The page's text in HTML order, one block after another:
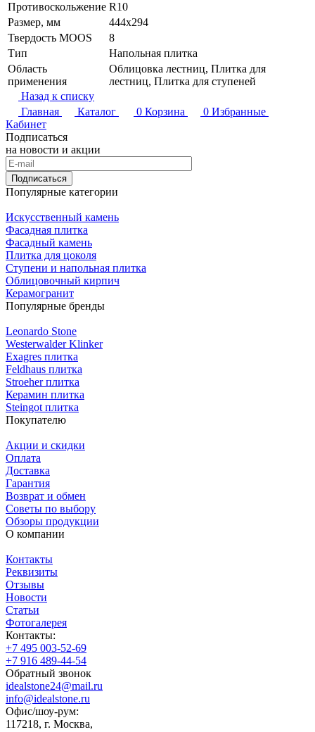
Противоскольжение R10
Размер, мм
444x294
Твердость MOOS
8
Тип
Напольная плитка
Область
применения
Облицовка лестниц, Плитка для
лестниц, Плитка для ступеней
Назад к списку
Главная
Каталог 0 Корзина 0 Избранные
Кабинет
Подписаться
на новости и акции
Подписаться
Популярные категории
Искусственный камень
Фасадная плитка
Фасадный камень
Плитка для цоколя
Ступени и напольная плитка
Облицовочный кирпич
Керамогранит
Популярные бренды
Leonardo Stone
Westerwalder Klinker
Exagres плитка
Feldhaus плитка
Stroeher плитка
Керамин плитка
Steingot плитка
Покупателю
Акции и скидки
Оплата
Доставка
Гарантия
Возврат и обмен
Советы по выбору
Обзоры продукции
О компании
Контакты
Реквизиты
Отзывы
Новости
Статьи
Фотогалерея
Контакты:
+7 495 003-52-69
+7 916 489-44-54
Обратный звонок
idealstone24@mail.ru
info@idealstone.ru
Офис/шоу-рум:
117218, г. Москва,